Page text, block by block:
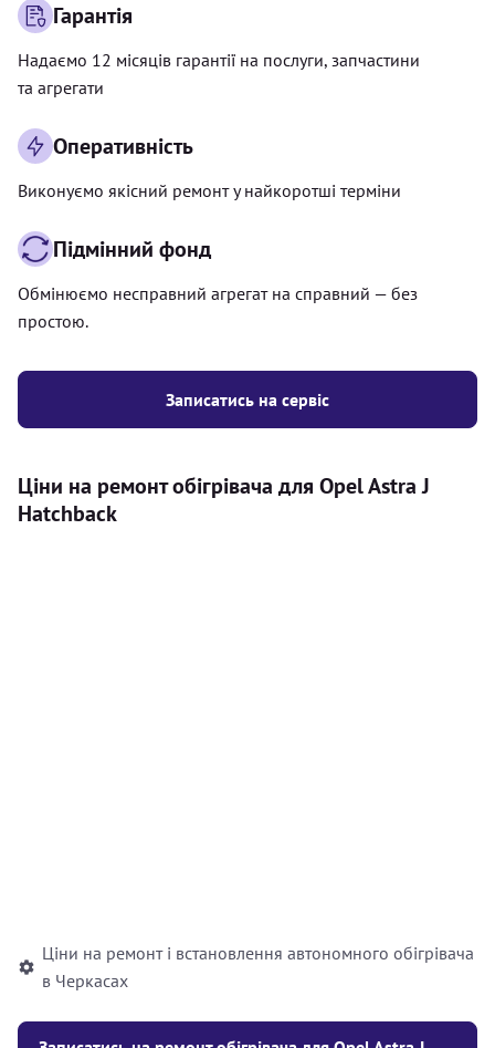
Записатись на сервіс
Гарантія
Надаємо 12 місяців гарантії на послуги, запчастини
та агрегати
Оперативність
Виконуємо якісний ремонт у найкоротші терміни
Підмінний фонд
Обмінюємо несправний агрегат на справний — без
простою.
Ціни на ремонт обігрівача для Opel Astra J
Hatchback
Ціни на ремонт і встановлення автономного обігрівача
в Черкасах